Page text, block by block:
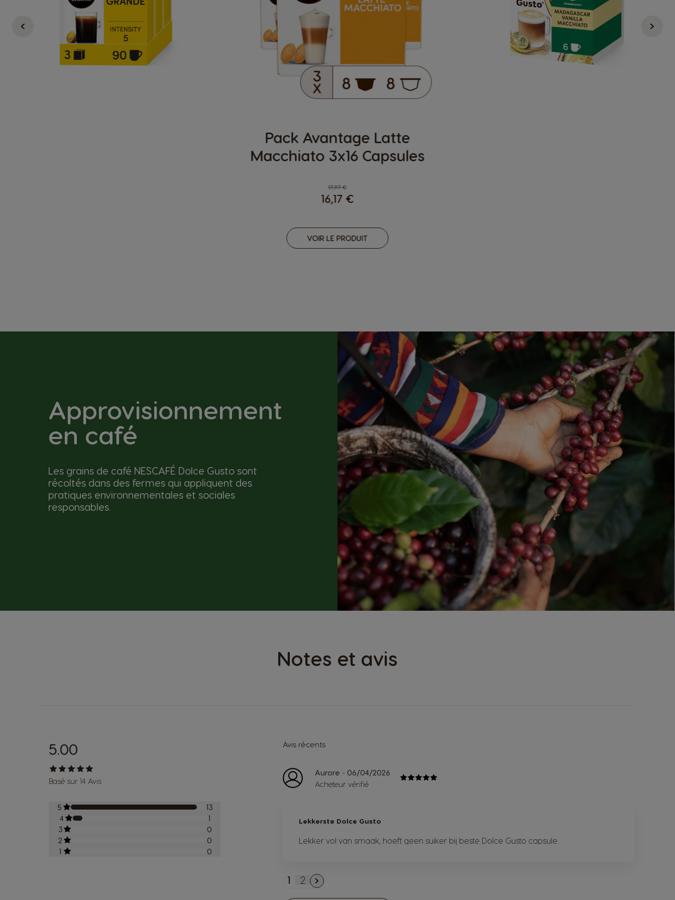
Pack Avantage Latte
Macchiato 3x16 Capsules
Regular Price
17,97 €
16,17 €
VOIR LE PRODUIT
Approvisionnement
en café
Les grains de café NESCAFÉ Dolce Gusto sont
récoltés dans des fermes qui appliquent des
pratiques environnementales et sociales
responsables.
Notes et avis
5.00
Basé sur 14 Avis
5
13
4
1
3
0
2
0
1
0
Avis récents
Aurore - 06/04/2026
Acheteur vérifié
Lekkerste Dolce Gusto
Lekker vol van smaak, hoeft geen suiker bij beste Dolce Gusto capsule.
You're currently reading page
1 Page
2